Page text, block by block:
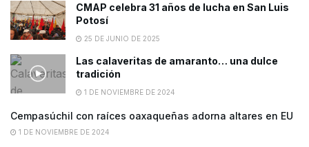
CMAP celebra 31 años de lucha en San Luis
Potosí
25 DE JUNIO DE 2025
Las calaveritas de amaranto… una dulce
tradición
1 DE NOVIEMBRE DE 2024
Cempasúchil con raíces oaxaqueñas adorna altares en EU
1 DE NOVIEMBRE DE 2024